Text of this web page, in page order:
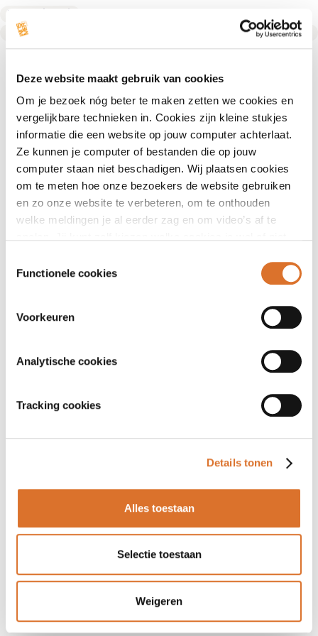
Deze website maakt gebruik van cookies
Om je bezoek nóg beter te maken zetten we cookies en
vergelijkbare technieken in. Cookies zijn kleine stukjes
informatie die een website op jouw computer achterlaat.
Ze kunnen je computer of bestanden die op jouw
computer staan niet beschadigen. Wij plaatsen cookies
om te meten hoe onze bezoekers de website gebruiken
en zo onze website te verbeteren, om te onthouden
welke meldingen je al eerder zag en om video’s af te
Functionele cookies
Voorkeuren
Analytische cookies
Tracking cookies
Details tonen
Alles toestaan
Selectie toestaan
Weigeren
Leefstijlcoach